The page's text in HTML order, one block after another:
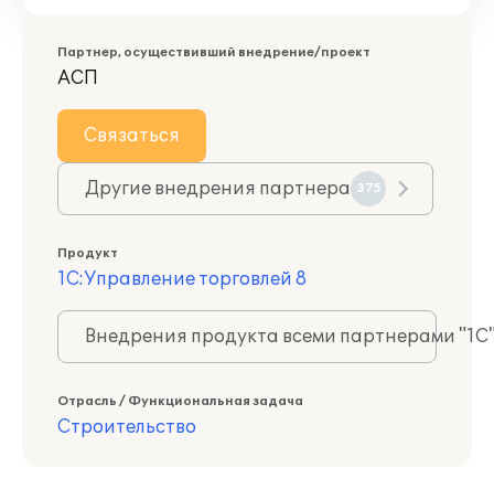
Партнер, осуществивший внедрение/проект
АСП
Связаться
Другие внедрения партнера 375
Продукт
1С:Управление торговлей 8
Внедрения продукта всеми партнерами
Отрасль / Функциональная задача
Строительство